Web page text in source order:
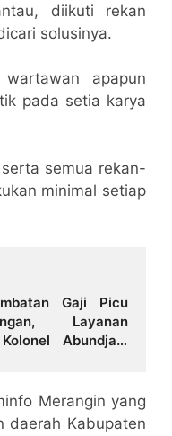
diikuti rekan
solusinya.
apapun
pada setia karya
semua rekan-
minimal setiap
Gaji Picu
Layanan
Abundjani
Merangin yang
daerah Kabupaten